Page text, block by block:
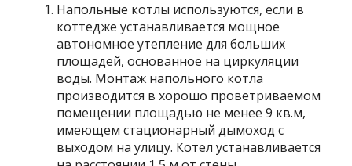
Напольные котлы используются, если в
коттедже устанавливается мощное
автономное утепление для больших
площадей, основанное на циркуляции
воды. Монтаж напольного котла
производится в хорошо проветриваемом
помещении площадью не менее 9 кв.м,
имеющем стационарный дымоход с
выходом на улицу. Котел устанавливается